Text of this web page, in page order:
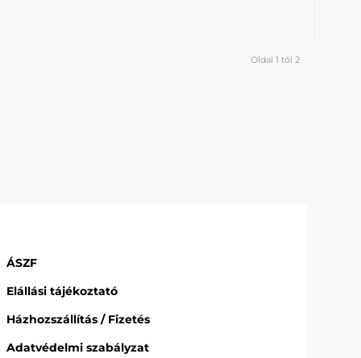
Oldal 1 tól 2
ÁSZF
Elállási tájékoztató
Házhozszállítás / Fizetés
Adatvédelmi szabályzat